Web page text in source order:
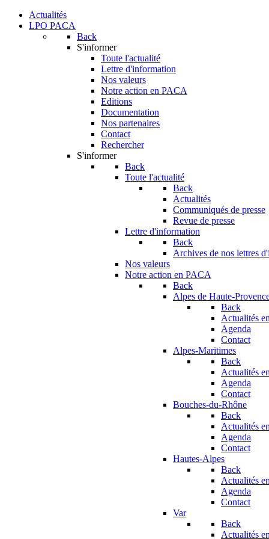
Actualités
LPO PACA
Back
S'informer
Toute l'actualité
Lettre d'information
Nos valeurs
Notre action en PACA
Editions
Documentation
Nos partenaires
Contact
Rechercher
S'informer
Back
Toute l'actualité
Back
Actualités
Communiqués de presse
Revue de presse
Lettre d'information
Back
Archives de nos lettres
Nos valeurs
Notre action en PACA
Back
Alpes de Haute-
Back
Actualités
Agenda
Contact
Alpes-Maritimes
Back
Actualités
Agenda
Contact
Bouches-du-Rhône
Back
Actualités
Agenda
Contact
Hautes-Alpes
Back
Actualités
Agenda
Contact
Var
Back
Actualités